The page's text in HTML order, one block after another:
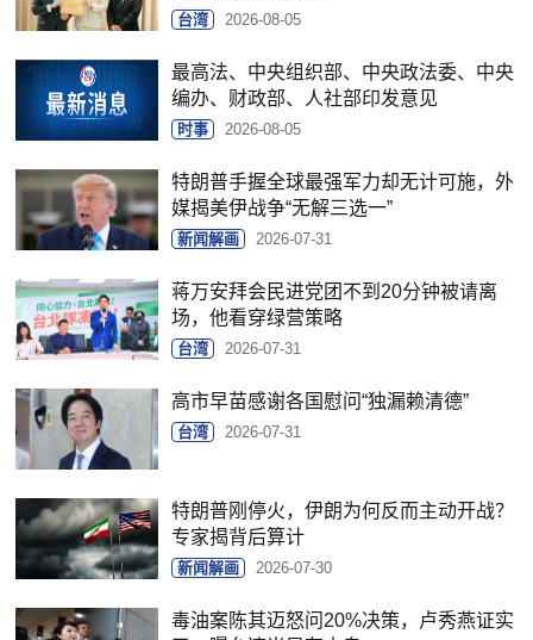
台湾 2026-08-05
最高法、中央组织部、中央政法委、中央
编办、财政部、人社部印发意见
时事 2026-08-05
特朗普手握全球最强军力却无计可施，外
媒揭美伊战争“无解三选一”
新闻解画 2026-07-31
蒋万安拜会民进党团不到20分钟被请离
场，他看穿绿营策略
台湾 2026-07-31
高市早苗感谢各国慰问“独漏赖清德”
台湾 2026-07-31
特朗普刚停火，伊朗为何反而主动开战？
专家揭背后算计
新闻解画 2026-07-30
毒油案陈其迈怒问20%决策，卢秀燕证实